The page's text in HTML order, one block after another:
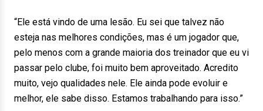
“Ele está vindo de uma lesão. Eu sei que talvez não
esteja nas melhores condições, mas é um jogador que,
pelo menos com a grande maioria dos treinador que eu vi
passar pelo clube, foi muito bem aproveitado. Acredito
muito, vejo qualidades nele. Ele ainda pode evoluir e
melhor, ele sabe disso. Estamos trabalhando para isso.”